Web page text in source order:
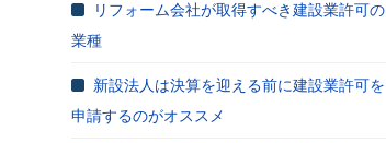
リフォーム会社が取得すべき建設業許可の
業種
新設法人は決算を迎える前に建設業許可を
申請するのがオススメ